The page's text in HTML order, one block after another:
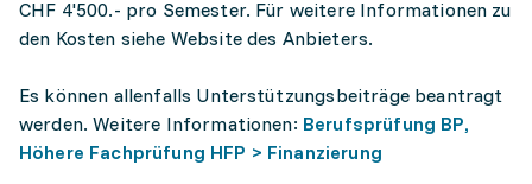
CHF 4'500.- pro Semester. Für weitere Informationen zu
den Kosten siehe Website des Anbieters.
Es können allenfalls Unterstützungsbeiträge beantragt
werden. Weitere Informationen: Berufsprüfung BP,
Höhere Fachprüfung HFP > Finanzierung